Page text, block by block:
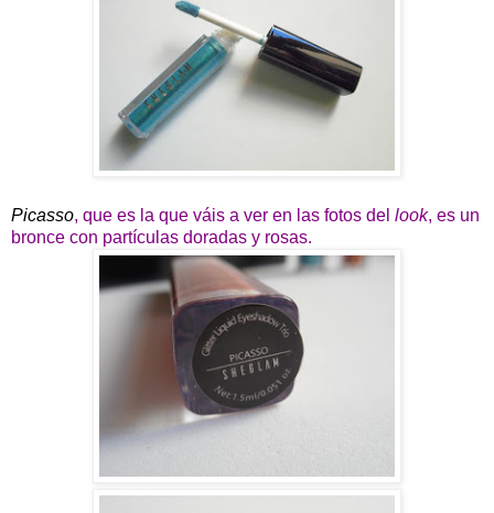
Picasso, que es la que váis a ver en las fotos del look, es un
bronce con partículas doradas y rosas.